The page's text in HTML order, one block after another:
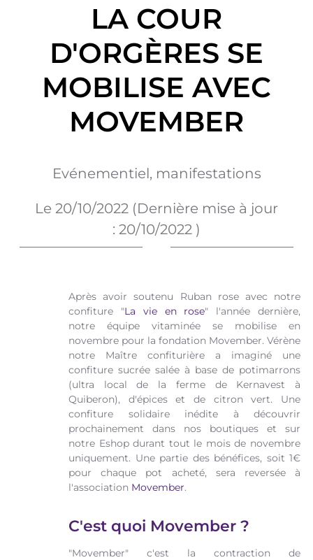
LA COUR
D'ORGÈRES SE
MOBILISE AVEC
MOVEMBER
Evénementiel, manifestations
Le 20/10/2022 (Dernière mise à jour
: 20/10/2022 )
Après avoir soutenu Ruban rose avec notre
confiture "La vie en rose" l'année dernière,
notre équipe vitaminée se mobilise en
novembre pour la fondation Movember. Vérène
notre Maître confiturière a imaginé une
confiture sucrée salée à base de potimarrons
(ultra local de la ferme de Kernavest à
Quiberon), d'épices et de citron vert. Une
confiture solidaire inédite à découvrir
prochainement dans nos boutiques et sur
notre Eshop durant tout le mois de novembre
uniquement. Une partie des bénéfices, soit 1€
pour chaque pot acheté, sera reversée à
l'association Movember.
C'est quoi Movember ?
"Movember" c'est la contraction de